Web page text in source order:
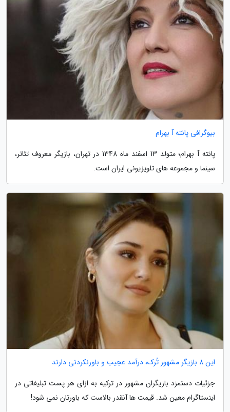
بیوگرافی پانته آ بهرام
پانته آ بهرام؛ متولد 13 اسفند ماه 1348 در تهران، بازیگر معروف تئاتر،
سینما و مجموعه های تلویزیونی ایران است.
این 8 بازیگر مشهور تُرک، درآمد عجیب و باورنکردنی دارند
جزئیات دستمزد بازیگران مشهور در ترکیه به ازای هر پست تبلیغاتی در
اینستاگرام معین شد. قیمت ها آنقدر بالاست که باورتان نمی شود!